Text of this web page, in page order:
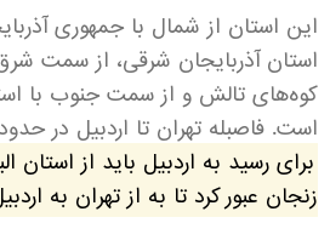
این استان از شمال با جمهوری
استان آذربایجان شرقی، از سمت
کوه‌های تالش و از سمت جنوب با
است. فاصبله تهران تا اردبیل در حدود ۵۹۰ کیومتر است.
برای رسید به اردبیل باید از استان
زنجان عبور کرد تا به از تهران به